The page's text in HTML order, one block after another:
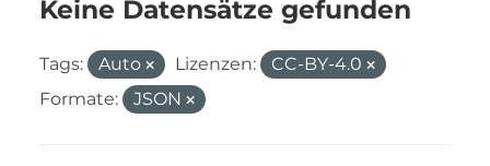
Keine Datensätze gefunden
Tags: Auto Lizenzen:
CC-BY-4.0
Formate:
JSON